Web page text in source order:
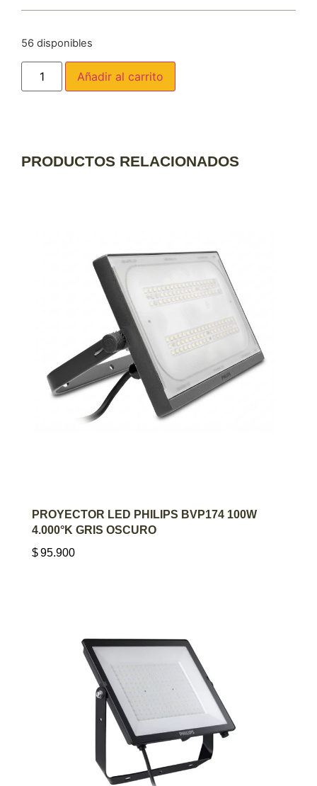
56 disponibles
Añadir al carrito
PRODUCTOS RELACIONADOS
AGREGAR AL CARRITO
PROYECTOR LED PHILIPS BVP174 100W
4.000°K GRIS OSCURO
$95.900